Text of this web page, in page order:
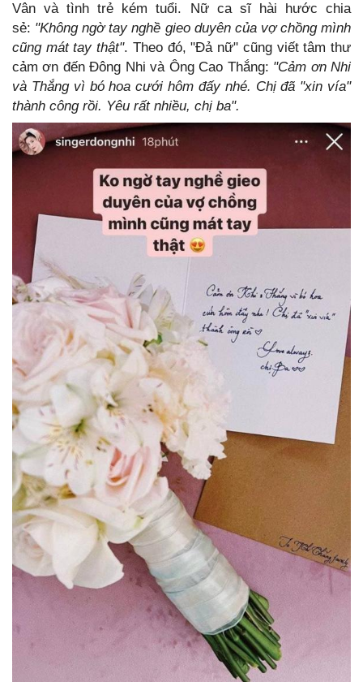
Vân và tình trẻ kém tuổi. Nữ ca sĩ hài hước chia
sẻ: "Không ngờ tay nghề gieo duyên của vợ chồng mình
cũng mát tay thật". Theo đó, "Đả nữ" cũng viết tâm thư
cảm ơn đến Đông Nhi và Ông Cao Thắng: "Cảm ơn Nhi
và Thắng vì bó hoa cưới hôm đấy nhé. Chị đã "xin vía"
thành công rồi. Yêu rất nhiều, chị ba".